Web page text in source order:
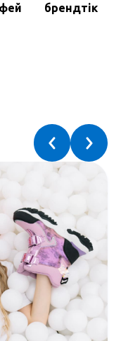
брендтік